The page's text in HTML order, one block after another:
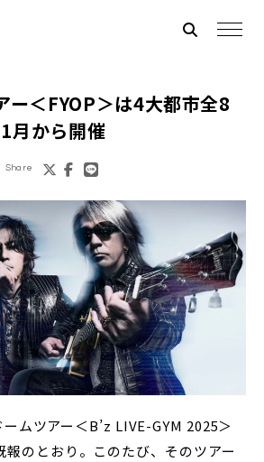
ー＜FYOP＞は4大都市全8
月から開催
Share
ムツアー＜B’z LIVE-GYM 2025＞
報のとおり。このたび、そのツアー